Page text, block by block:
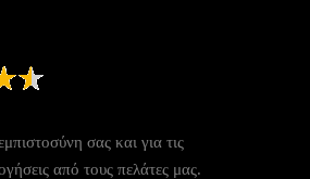
σας και για τις
από τους πελάτες μας.